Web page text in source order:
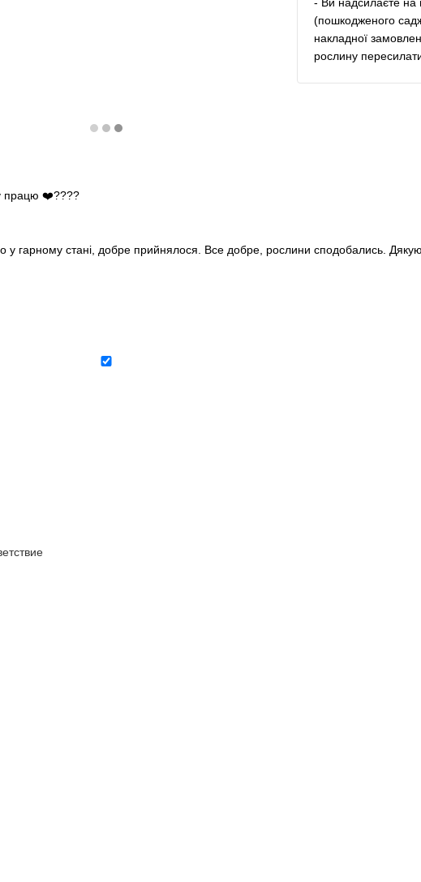
- Ви надсилаєте на
(пошкодженого
накладної
рослину
працю ❤️????
у гарному стані, добре прийнялося. Все добре, рослини сподобались.